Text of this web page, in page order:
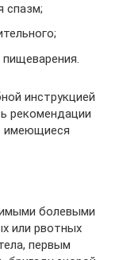
спазм;
инструкцией
рекомендации
имеющиеся
болевыми
или рвотных
первым